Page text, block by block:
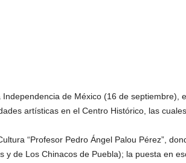
de México (16 de
artísticas en el Centro Histórico, las
“Profesor Pedro Ángel Palou Pérez”,
y de Los Chinacos de Puebla); la puesta en